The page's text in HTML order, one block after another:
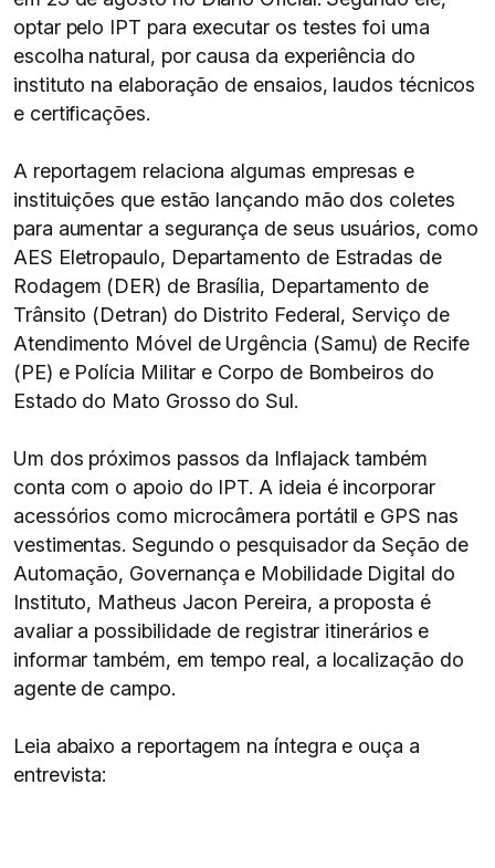
optar pelo IPT para executar os testes foi uma
escolha natural, por causa da experiência do
instituto na elaboração de ensaios, laudos técnicos
e certificações.
A reportagem relaciona algumas empresas e
instituições que estão lançando mão dos coletes
para aumentar a segurança de seus usuários, como
AES Eletropaulo, Departamento de Estradas de
Rodagem (DER) de Brasília, Departamento de
Trânsito (Detran) do Distrito Federal, Serviço de
Atendimento Móvel de Urgência (Samu) de Recife
(PE) e Polícia Militar e Corpo de Bombeiros do
Estado do Mato Grosso do Sul.
Um dos próximos passos da Inflajack também
conta com o apoio do IPT. A ideia é incorporar
acessórios como microcâmera portátil e GPS nas
vestimentas. Segundo o pesquisador da Seção de
Automação, Governança e Mobilidade Digital do
Instituto, Matheus Jacon Pereira, a proposta é
avaliar a possibilidade de registrar itinerários e
informar também, em tempo real, a localização do
agente de campo.
Leia abaixo a reportagem na íntegra e ouça a
entrevista: